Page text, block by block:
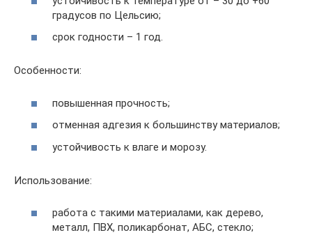
градусов по Цельсию;
срок годности – 1 год.
Особенности:
повышенная прочность;
отменная адгезия к большинству материалов;
устойчивость к влаге и морозу.
Использование:
работа с такими материалами, как дерево,
металл, ПВХ, поликарбонат, АБС, стекло;